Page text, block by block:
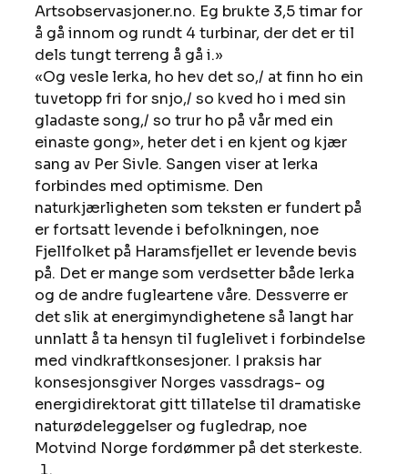
Artsobservasjoner.no. Eg brukte 3,5 timar for
å gå innom og rundt 4 turbinar, der det er til
dels tungt terreng å gå i.»
«Og vesle lerka, ho hev det so,/ at finn ho ein
tuvetopp fri for snjo,/ so kved ho i med sin
gladaste song,/ so trur ho på vår med ein
einaste gong», heter det i en kjent og kjær
sang av Per Sivle. Sangen viser at lerka
forbindes med optimisme. Den
naturkjærligheten som teksten er fundert på
er fortsatt levende i befolkningen, noe
Fjellfolket på Haramsfjellet er levende bevis
på. Det er mange som verdsetter både lerka
og de andre fugleartene våre. Dessverre er
det slik at energimyndighetene så langt har
unnlatt å ta hensyn til fuglelivet i forbindelse
med vindkraftkonsesjoner. I praksis har
konsesjonsgiver Norges vassdrags- og
energidirektorat gitt tillatelse til dramatiske
naturødeleggelser og fugledrap, noe
Motvind Norge fordømmer på det sterkeste.